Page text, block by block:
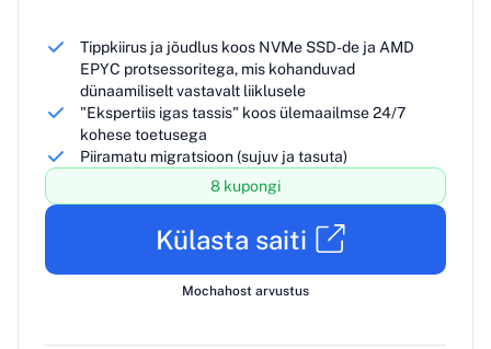
Tippkiirus ja jõudlus koos NVMe SSD-de ja AMD
EPYC protsessoritega, mis kohanduvad
dünaamiliselt vastavalt liiklusele
"Ekspertiis igas tassis" koos ülemaailmse 24/7
kohese toetusega
Piiramatu migratsioon (sujuv ja tasuta)
8 kupongi
Külasta saiti
Mochahost arvustus